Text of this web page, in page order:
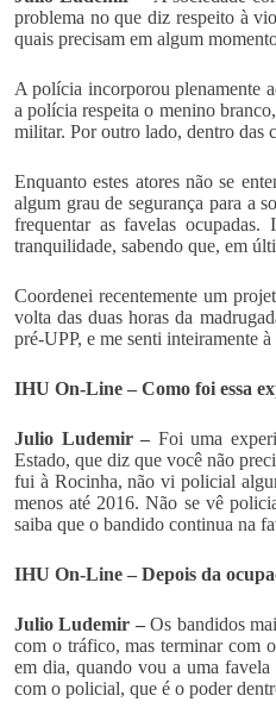
problema no que diz respeito à
quais precisam em algum
A polícia incorporou plenamente
a polícia respeita o menino
militar. Por outro lado, dentro das
Enquanto estes atores não se
algum grau de segurança para a
frequentar as favelas
tranquilidade, sabendo que, em
Coordenei recentemente um
volta das duas horas da
pré-UPP, e me senti inteiramente
IHU On-Line – Como foi essa
Julio Ludemir – Foi uma
Estado, que diz que você não
fui à Rocinha, não vi policial
menos até 2016. Não se vê
saiba que o bandido continua na
IHU On-Line – Depois da
Julio Ludemir –Os bandidos
com o tráfico, mas terminar com
em dia, quando vou a uma
com o policial, que é o poder